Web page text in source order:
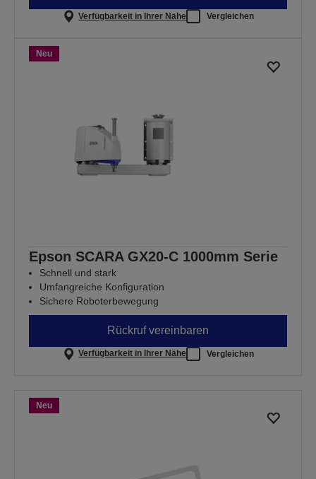
Verfügbarkeit in Ihrer Nähe Vergleichen
Neu
Epson SCARA GX20-C 1000mm Serie
Schnell und stark
Umfangreiche Konfiguration
Sichere Roboterbewegung
Rückruf vereinbaren
Verfügbarkeit in Ihrer Nähe Vergleichen
Neu